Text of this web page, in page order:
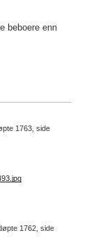
beboere enn
1763, side
1762, side